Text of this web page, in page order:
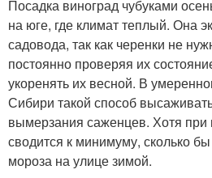
Посадка виноград чубуками
на юге, где климат теплый. Она
садовода, так как черенки не
постоянно проверяя их
укоренять их весной. В
Сибири такой способ
вымерзания саженцев. Хотя при
сводится к минимуму, сколько
мороза на улице зимой.